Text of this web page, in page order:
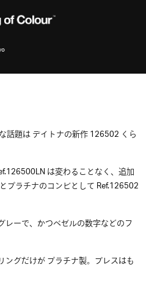
話題は デイトナの新作 126502 くら
は変わることなく、追加
プラチナのコンビとして Ref.126502
ーで、かつベゼルの数字などのフ
グだけが プラチナ製。ブレスはも